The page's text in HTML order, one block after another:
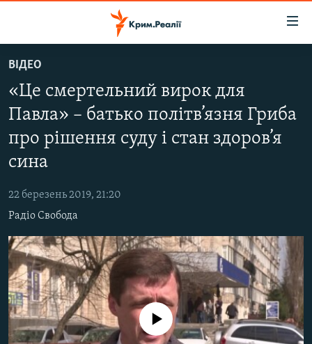
до
основного
матеріалу
до
основної
Перейти
до
НОВИНИ
ВОДА.КРИМ
ВІДЕО ТА ФОТО
ПОЛІТИКА
ПОГЛЯД
ІНТЕРВ'Ю
ВСЕ ЗА ДЕНЬ
СПЕЦПРОЕКТИ
ДЕПОРТАЦІЯ
ВІДЕОУРОКИ «ELIFBE»
ЯК ОБІЙТИ БЛОКУВАННЯ
Русский
ВІДЕО
«Це смертельний вирок для
Павла» – батько політв’язня Гриба
про рішення суду і стан здоров’я
сина
22 березень 2019, 21:20
Радіо Свобода
No media source currently available